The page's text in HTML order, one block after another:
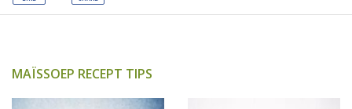
MAÏSSOEP RECEPT TIPS